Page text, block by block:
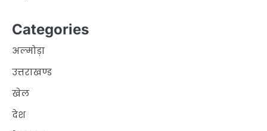
Categories
अल्मोड़ा
उत्तराखण्ड
खेल
देश